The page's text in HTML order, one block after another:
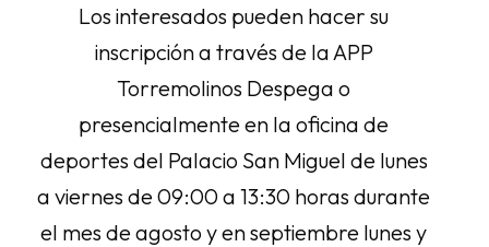
Los interesados pueden hacer su
inscripción a través de la APP
Torremolinos Despega o
presencialmente en la oficina de
deportes del Palacio San Miguel de lunes
a viernes de 09:00 a 13:30 horas durante
el mes de agosto y en septiembre lunes y